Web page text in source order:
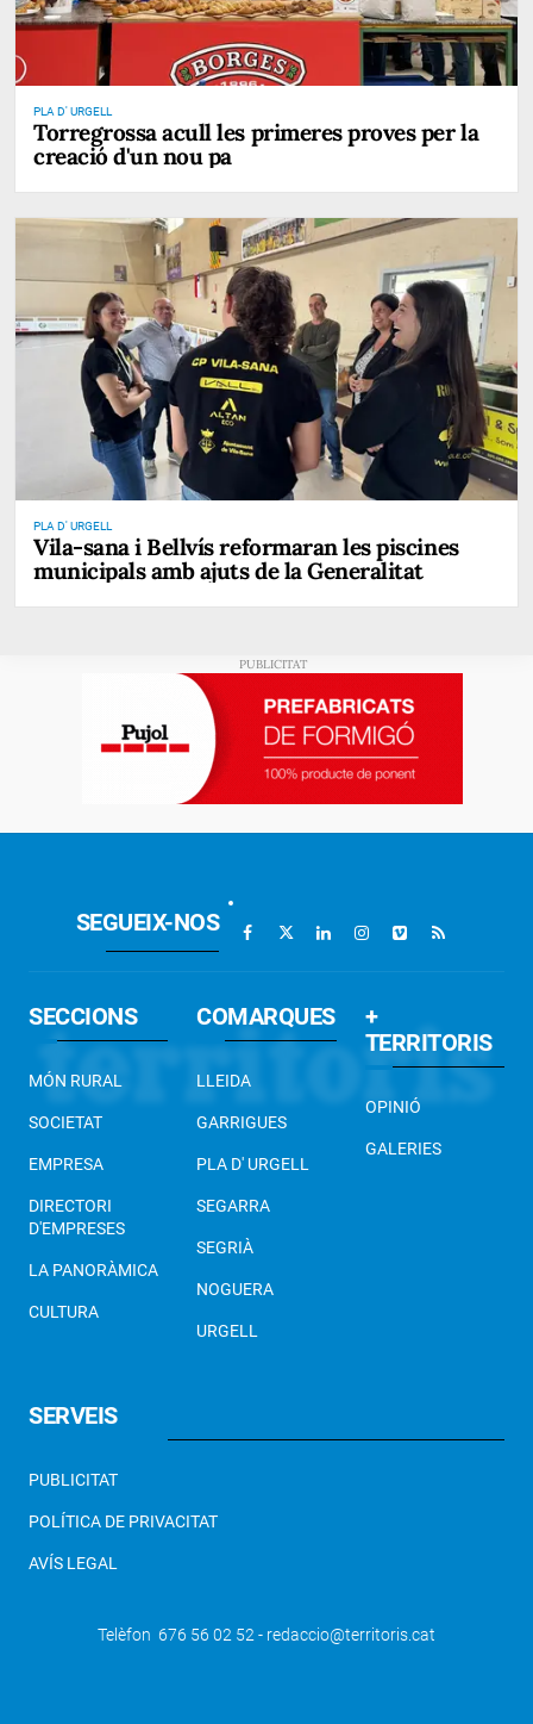
PLA D' URGELL
Torregrossa acull les primeres proves per la
creació d'un nou pa
PLA D' URGELL
Vila-sana i Bellvís reformaran les piscines
municipals amb ajuts de la Generalitat
SEGUEIX-NOS
SECCIONS
MÓN RURAL
SOCIETAT
EMPRESA
DIRECTORI
D'EMPRESES
LA PANORÀMICA
CULTURA
COMARQUES
LLEIDA
GARRIGUES
PLA D' URGELL
SEGARRA
SEGRIÀ
NOGUERA
URGELL
+
TERRITORIS
OPINIÓ
GALERIES
SERVEIS
PUBLICITAT
POLÍTICA DE PRIVACITAT
AVÍS LEGAL
Telèfon 676 56 02 52 - redaccio@territoris.cat